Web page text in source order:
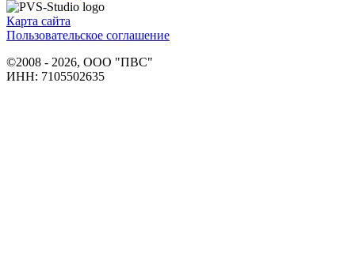
Карта сайта
Пользовательское соглашение
©2008 - 2026, ООО "ПВС"
ИНН: 7105502635